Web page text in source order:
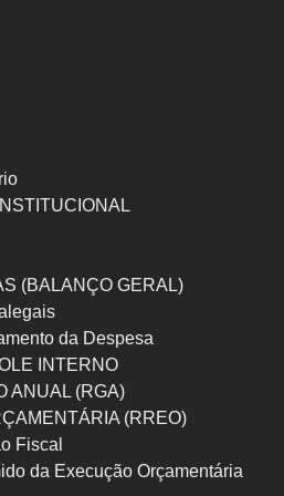
(BALANÇO GERAL)
da Despesa
INTERNO
ANUAL (RGA)
(RREO)
Fiscal
da Execução Orçamentária